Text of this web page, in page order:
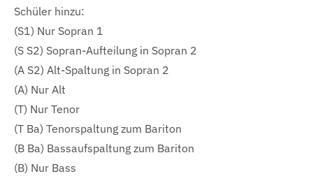
Schüler hinzu:
(S1) Nur Sopran 1
(S S2) Sopran-Aufteilung in Sopran 2
(A S2) Alt-Spaltung in Sopran 2
(A) Nur Alt
(T) Nur Tenor
(T Ba) Tenorspaltung zum Bariton
(B Ba) Bassaufspaltung zum Bariton
(B) Nur Bass